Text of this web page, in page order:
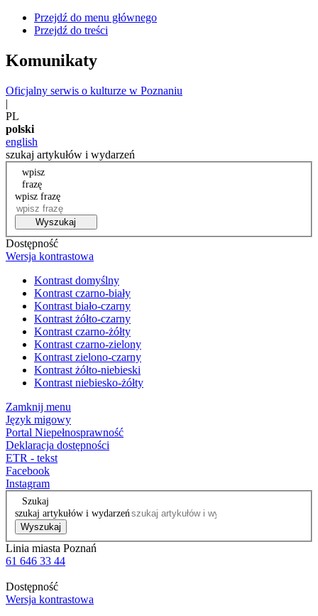
Przejdź do menu głównego
Przejdź do treści
Komunikaty
Oficjalny serwis o kulturze w Poznaniu
|
PL
polski
english
szukaj artykułów i wydarzeń
wpisz
frazę
wpisz frazę
Wyszukaj
Dostępność
Wersja kontrastowa
Kontrast domyślny
Kontrast czarno-biały
Kontrast biało-czarny
Kontrast żółto-czarny
Kontrast czarno-żółty
Kontrast czarno-zielony
Kontrast zielono-czarny
Kontrast żółto-niebieski
Kontrast niebiesko-żółty
Zamknij menu
Język migowy
Portal Niepełnosprawność
Deklaracja dostępności
ETR - tekst
Facebook
Instagram
Szukaj
szukaj artykułów i wydarzeń
Wyszukaj
Linia miasta Poznań
61 646 33 44
Dostępność
Wersja kontrastowa